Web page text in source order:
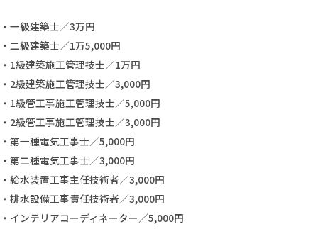
・一級建築士／3万円
・二級建築士／1万5,000円
・1級建築施工管理技士／1万円
・2級建築施工管理技士／3,000円
・1級管工事施工管理技士／5,000円
・2級管工事施工管理技士／3,000円
・第一種電気工事士／5,000円
・第二種電気工事士／3,000円
・給水装置工事主任技術者／3,000円
・排水設備工事責任技術者／3,000円
・インテリアコーディネーター／5,000円